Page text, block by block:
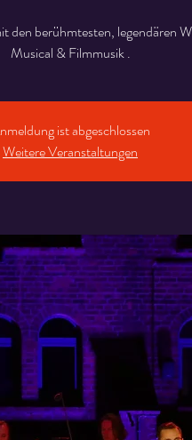
den berühmtesten, legendären
Musical & Filmmusik .
ist abgeschlossen
Weitere Veranstaltungen